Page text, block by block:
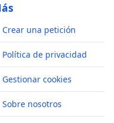
Crear una petición
Política de privacidad
Gestionar cookies
Sobre nosotros